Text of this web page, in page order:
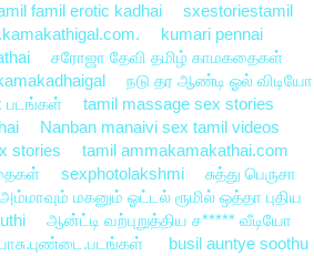
famil erotic kadhai
sxestoriestamil
kumari pennai
சரோஜா தேவி தமிழ் காமகதைகள்
நடு தர ஆண்டி ஓல் விடியோ
படங்கள்
tamil massage sex stories
Nanban manaivi sex tamil videos
stories
tamil ammakamakathai.com
sexphotolakshmi
சுத்து பெருசா
அம்மாவும் மகனும் ஓட்டல் ரூமில் ஒத்தா புதிய
ஆன்ட்டி வற்புறுத்திய ச***** வீடியோ
busil auntye soothu